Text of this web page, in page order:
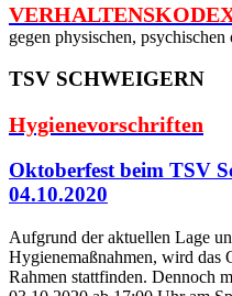
gegen physischen,
TSV SCHWEIGERN
Hygienevorschriften
Oktoberfest beim TSV
04.10.2020
Aufgrund der aktuellen Lage
Hygienemaßnahmen, wird das
Rahmen stattfinden. Dennoch